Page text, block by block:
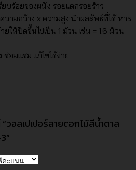
ยบร้อยของผนัง รอยแตกรอยร้าว
ามกว้าง x ความสูง นำผลลัพธ์ที่ได้ หาร
ยให้ปัดขึ้นไปเป็น 1 ม้วน เช่น = 1.6 ม้วน
ซ่อมแซม แก้ไขได้ง่าย
วอลเปเปอร์ลายดอกไม้สีน้ำตาล